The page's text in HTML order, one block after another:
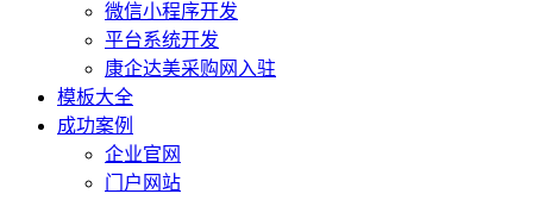
微信小程序开发
平台系统开发
康企达美采购网入驻
模板大全
成功案例
企业官网
门户网站